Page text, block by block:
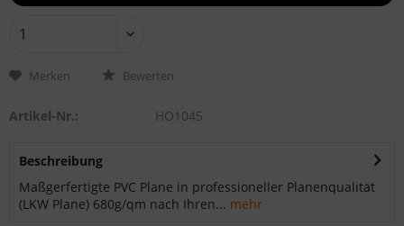
Merken Bewerten
Artikel-Nr.: HO1045
Beschreibung
Maßgerfertigte PVC Plane in professioneller Planenqualität
(LKW Plane) 680g/qm nach Ihren... mehr